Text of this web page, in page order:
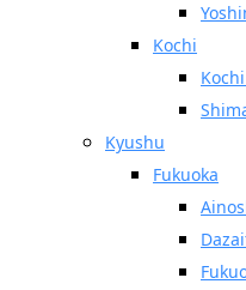
Kochi
Kyushu
Fukuoka